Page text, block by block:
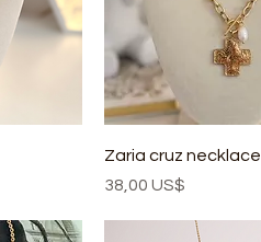
Zaria cruz necklace
Precio
38,00 US$